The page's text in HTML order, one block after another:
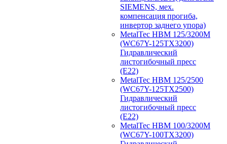
SIEMENS, мех.
компенсация прогиба,
инвертор заднего упора)
MetalTec HBM 125/3200M
(WC67Y-125TX3200)
Гидравлический
листогибочный пресс
(E22)
MetalTec HBM 125/2500
(WC67Y-125TX2500)
Гидравлический
листогибочный пресс
(E22)
MetalTec HBM 100/3200M
(WC67Y-100TX3200)